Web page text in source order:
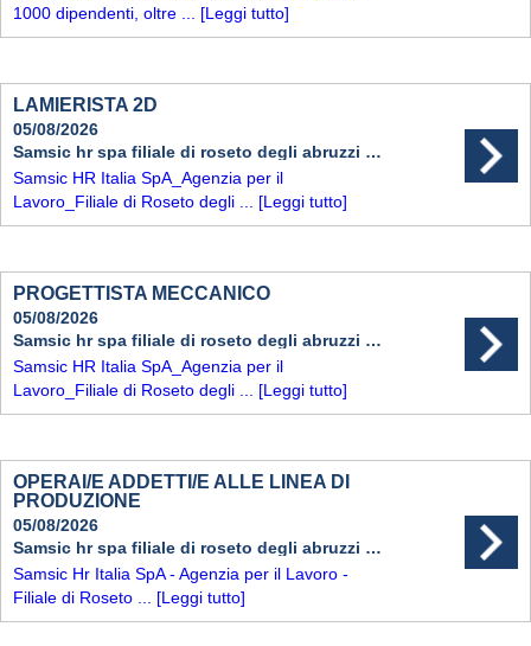
1000 dipendenti, oltre ... [Leggi tutto]
LAMIERISTA 2D
05/08/2026
Samsic hr spa filiale di roseto degli abruzzi (te)
Samsic HR Italia SpA_Agenzia per il
Lavoro_Filiale di Roseto degli ... [Leggi tutto]
PROGETTISTA MECCANICO
05/08/2026
Samsic hr spa filiale di roseto degli abruzzi (te)
Samsic HR Italia SpA_Agenzia per il
Lavoro_Filiale di Roseto degli ... [Leggi tutto]
OPERAI/E ADDETTI/E ALLE LINEA DI
PRODUZIONE
05/08/2026
Samsic hr spa filiale di roseto degli abruzzi (te)
Samsic Hr Italia SpA - Agenzia per il Lavoro -
Filiale di Roseto ... [Leggi tutto]